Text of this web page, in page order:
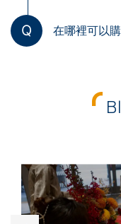
Q 在哪裡可以